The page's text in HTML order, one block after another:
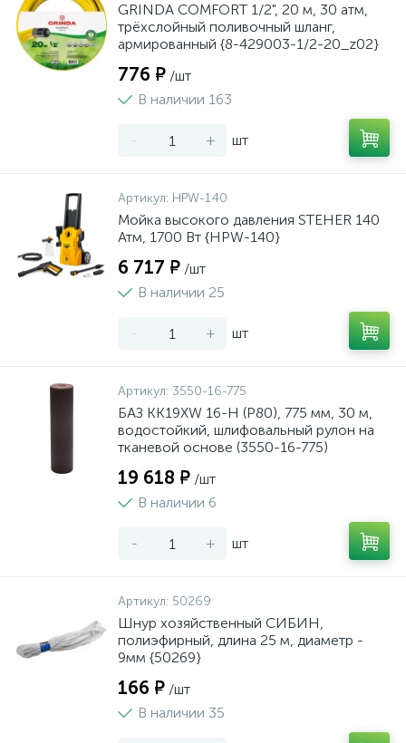
GRINDA COMFORT 1/2", 20 м, 30 атм,
трёхслойный поливочный шланг,
армированный {8-429003-1/2-20_z02}
776 ₽ /шт
В наличии 163
- + шт
Артикул: HPW-140
Мойка высокого давления STEHER 140
Атм, 1700 Вт {HPW-140}
6 717 ₽ /шт
В наличии 25
- + шт
Артикул: 3550-16-775
БАЗ KK19XW 16-H (Р80), 775 мм, 30 м,
водостойкий, шлифовальный рулон на
тканевой основе (3550-16-775)
19 618 ₽ /шт
В наличии 6
- + шт
Артикул: 50269
Шнур хозяйственный СИБИН,
полиэфирный, длина 25 м, диаметр -
9мм {50269}
166 ₽ /шт
В наличии 35